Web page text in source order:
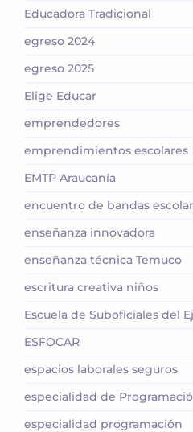
Educadora Tradicional
egreso 2024
egreso 2025
Elige Educar
emprendedores
emprendimientos escolares
EMTP Araucanía
encuentro de bandas
enseñanza innovadora
enseñanza técnica Temuco
escritura creativa niños
Escuela de Suboficiales del
ESFOCAR
espacios laborales seguros
especialidad de
especialidad programación